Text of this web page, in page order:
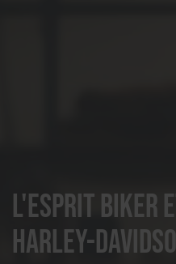
L'esprit biker
Harley-